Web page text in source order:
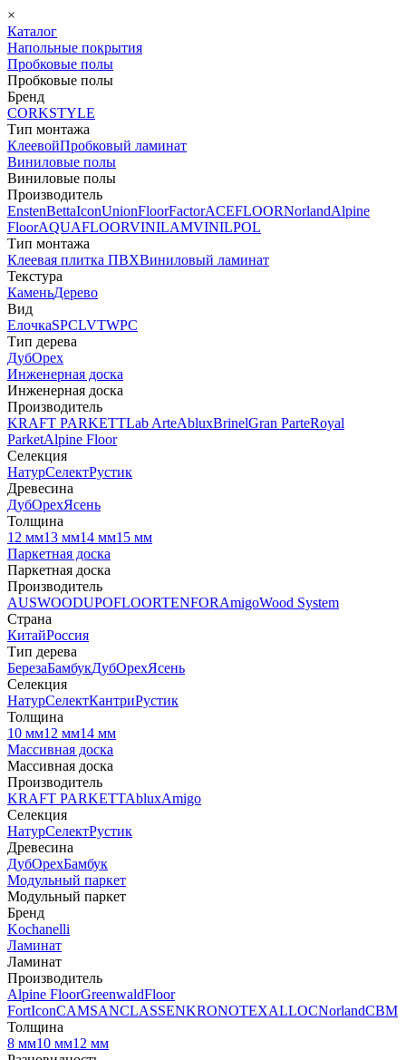
×
Каталог
Напольные покрытия
Пробковые полы
Пробковые полы
Бренд
CORKSTYLE
Тип монтажа
КлеевойПробковый ламинат
Виниловые полы
Виниловые полы
Производитель
EnstenBettaIconUnionFloorFactorACEFLOORNorlandAlpine
FloorAQUAFLOORVINILAMVINILPOL
Тип монтажа
Клеевая плитка ПВХВиниловый ламинат
Текстура
КаменьДерево
Вид
ЕлочкаSPCLVTWPC
Тип дерева
ДубОрех
Инженерная доска
Инженерная доска
Производитель
KRAFT PARKETTLab ArteAbluxBrinelGran ParteRoyal
ParketAlpine Floor
Селекция
НатурСелектРустик
Древесина
ДубОрехЯсень
Толщина
12 мм13 мм14 мм15 мм
Паркетная доска
Паркетная доска
Производитель
AUSWOODUPOFLOORTENFORAmigoWood System
Страна
КитайРоссия
Тип дерева
БерезаБамбукДубОрехЯсень
Селекция
НатурСелектКантриРустик
Толщина
10 мм12 мм14 мм
Массивная доска
Массивная доска
Производитель
KRAFT PARKETTAbluxAmigo
Селекция
НатурСелектРустик
Древесина
ДубОрехБамбук
Модульный паркет
Модульный паркет
Бренд
Kochanelli
Ламинат
Ламинат
Производитель
Alpine FloorGreenwaldFloor
FortIconCAMSANCLASSENKRONOTEXALLOCNorlandCBM
Толщина
8 мм10 мм12 мм